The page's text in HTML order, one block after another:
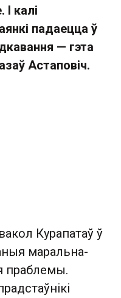
калі
падаецца ў
— гэта
Астаповіч.
Курапатаў ў
маральна-
праблемы.